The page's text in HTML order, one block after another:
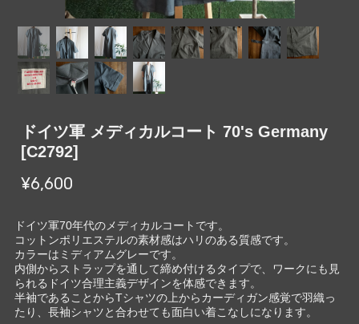
ドイツ軍 メディカルコート 70's Germany
[C2792]
¥6,600
ドイツ軍70年代のメディカルコートです。
コットンポリエステルの素材感はハリのある質感です。
カラーはミディアムグレーです。
内側からストラップを通して締め付けるタイプで、ワークにも見
られるドイツ合理主義デザインを体感できます。
半袖であることからTシャツの上からカーディガン感覚で羽織っ
たり、長袖シャツと合わせても面白い着こなしになります。